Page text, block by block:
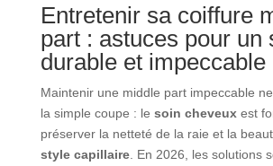
Entretenir sa coiffure
part : astuces pour un
durable et impeccable
Maintenir une middle part impeccable
la simple coupe : le soin cheveuxest
préserver la netteté de la raie et la
style capillaire. En 2026, les solutions